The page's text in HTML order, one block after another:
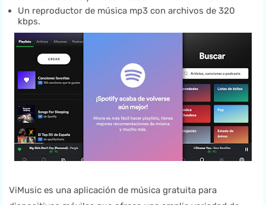
Un reproductor de música mp3 con archivos de 320
kbps.
ViMusic es una aplicación de música gratuita para